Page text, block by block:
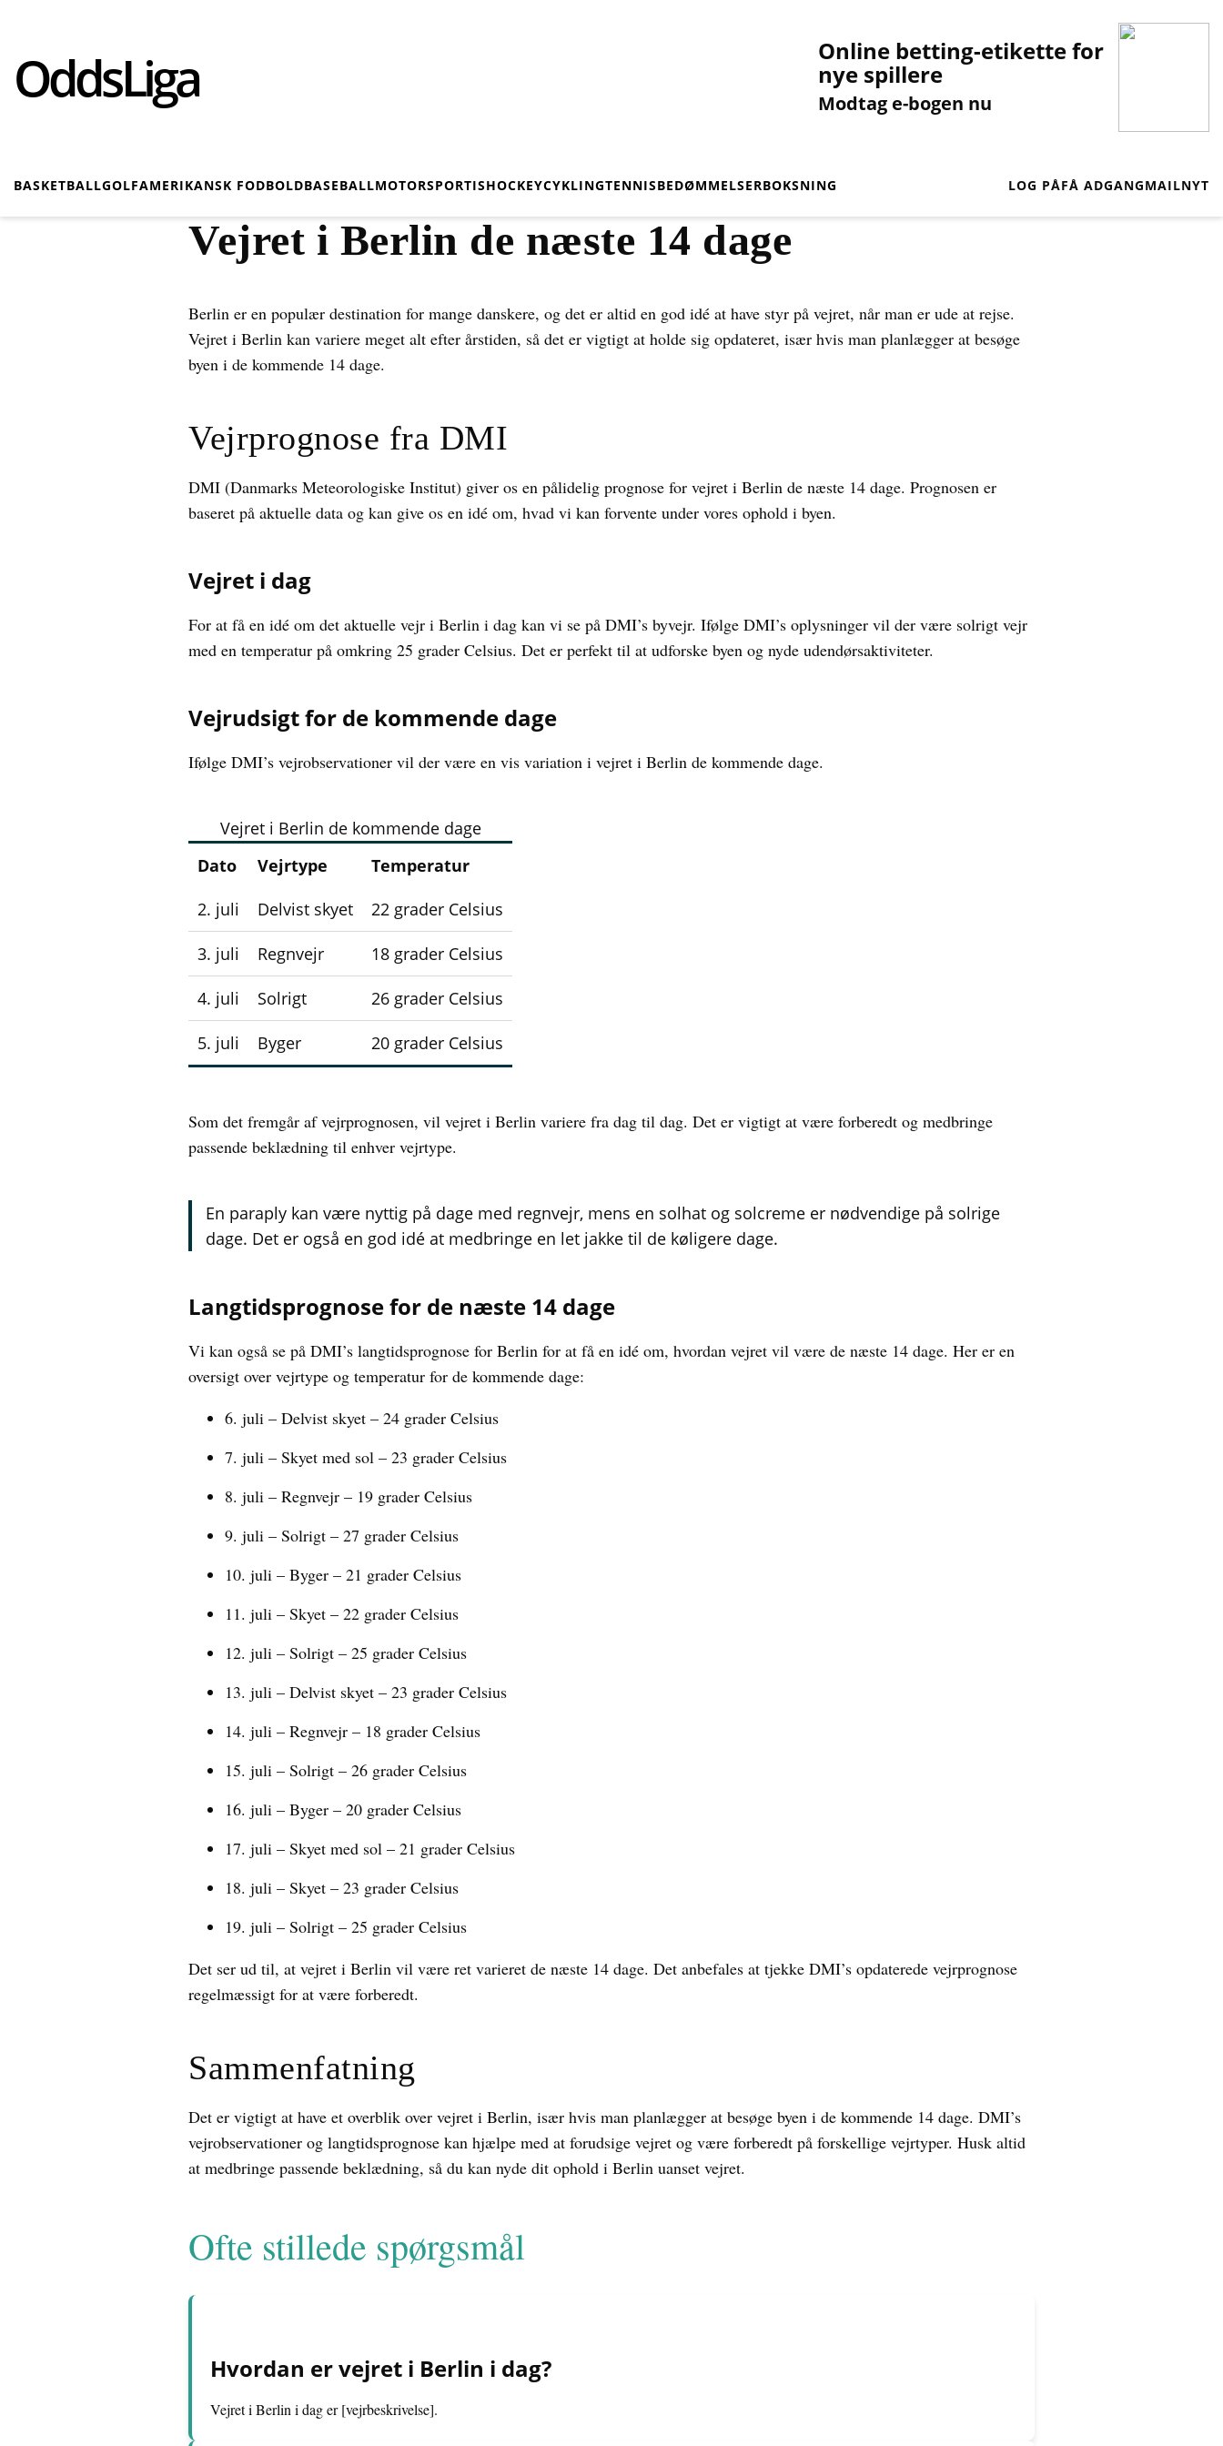
OddsLiga Online betting-etikette for
nye spillere
Modtag e-bogen nu
BASKETBALLGOLFAMERIKANSK FODBOLDBASEBALLMOTORSPORTISHOCKEYCYKLINGTENNISBEDØMMELSERBOKSNING LOG PÅFÅ ADGANGMAILNYT
Vejret i Berlin de næste 14 dage
Berlin er en populær destination for mange danskere, og det er altid en god idé at have styr på vejret, når man er ude at rejse.
Vejret i Berlin kan variere meget alt efter årstiden, så det er vigtigt at holde sig opdateret, især hvis man planlægger at besøge
byen i de kommende 14 dage.
Vejrprognose fra DMI
DMI (Danmarks Meteorologiske Institut) giver os en pålidelig prognose for vejret i Berlin de næste 14 dage. Prognosen er
baseret på aktuelle data og kan give os en idé om, hvad vi kan forvente under vores ophold i byen.
Vejret i dag
For at få en idé om det aktuelle vejr i Berlin i dag kan vi se på DMI’s byvejr. Ifølge DMI’s oplysninger vil der være solrigt vejr
med en temperatur på omkring 25 grader Celsius. Det er perfekt til at udforske byen og nyde udendørsaktiviteter.
Vejrudsigt for de kommende dage
Ifølge DMI’s vejrobservationer vil der være en vis variation i vejret i Berlin de kommende dage.
Vejret i Berlin de kommende dage
Dato
Vejrtype
Temperatur
2. juli
Delvist skyet 22 grader Celsius
3. juli Regnvejr 18 grader Celsius
4. juli Solrigt 26 grader Celsius
5. juli Byger 20 grader Celsius
Som det fremgår af vejrprognosen, vil vejret i Berlin variere fra dag til dag. Det er vigtigt at være forberedt og medbringe
passende beklædning til enhver vejrtype.
En paraply kan være nyttig på dage med regnvejr, mens en solhat og solcreme er nødvendige på solrige
dage. Det er også en god idé at medbringe en let jakke til de køligere dage.
Langtidsprognose for de næste 14 dage
Vi kan også se på DMI’s langtidsprognose for Berlin for at få en idé om, hvordan vejret vil være de næste 14 dage. Her er en
oversigt over vejrtype og temperatur for de kommende dage:
6. juli – Delvist skyet – 24 grader Celsius
7. juli – Skyet med sol – 23 grader Celsius
8. juli – Regnvejr – 19 grader Celsius
9. juli – Solrigt – 27 grader Celsius
10. juli – Byger – 21 grader Celsius
11. juli – Skyet – 22 grader Celsius
12. juli – Solrigt – 25 grader Celsius
13. juli – Delvist skyet – 23 grader Celsius
14. juli – Regnvejr – 18 grader Celsius
15. juli – Solrigt – 26 grader Celsius
16. juli – Byger – 20 grader Celsius
17. juli – Skyet med sol – 21 grader Celsius
18. juli – Skyet – 23 grader Celsius
19. juli – Solrigt – 25 grader Celsius
Det ser ud til, at vejret i Berlin vil være ret varieret de næste 14 dage. Det anbefales at tjekke DMI’s opdaterede vejrprognose
regelmæssigt for at være forberedt.
Sammenfatning
Det er vigtigt at have et overblik over vejret i Berlin, især hvis man planlægger at besøge byen i de kommende 14 dage. DMI’s
vejrobservationer og langtidsprognose kan hjælpe med at forudsige vejret og være forberedt på forskellige vejrtyper. Husk altid
at medbringe passende beklædning, så du kan nyde dit ophold i Berlin uanset vejret.
Ofte stillede spørgsmål
Hvordan er vejret i Berlin i dag?
Vejret i Berlin i dag er [vejrbeskrivelse].